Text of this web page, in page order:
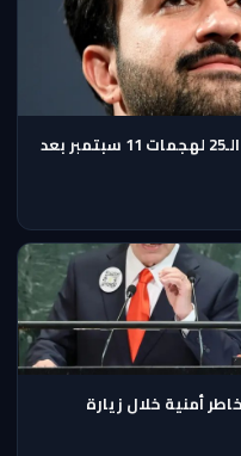
مامداني يعتزم حضور مراسم الذكرى الـ25 لهجمات 11 سبتمبر بعد
أمنية خلال زيارة